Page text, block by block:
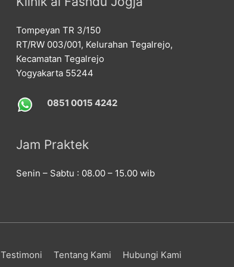
Tompeyan TR 3/150
RT/RW 003/001, Kelurahan Tegalrejo,
Kecamatan Tegalrejo
Yogyakarta 55244
0851 0015 4242
Jam Praktek
Senin – Sabtu : 08.00 – 15.00 wib
Testimoni Tentang Kami Hubungi Kami